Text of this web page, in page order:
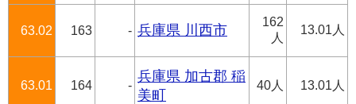
63.02 163 - 兵庫県 川西市
162
人
13.01人
63.01 164 -
兵庫県 加古郡 稲
美町
40人 13.01人